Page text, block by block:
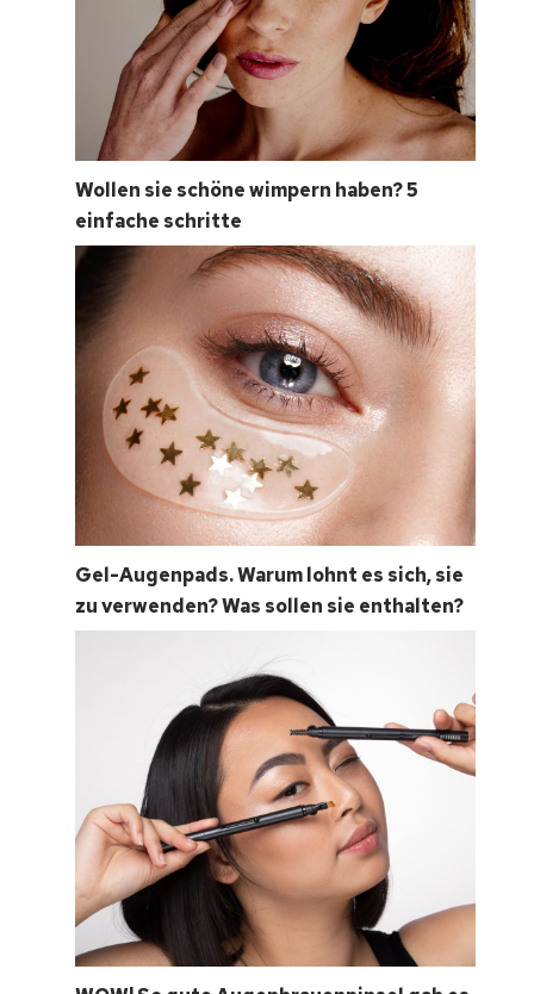
Wollen sie schöne wimpern haben? 5
einfache schritte
Gel-Augenpads. Warum lohnt es sich, sie
zu verwenden? Was sollen sie enthalten?